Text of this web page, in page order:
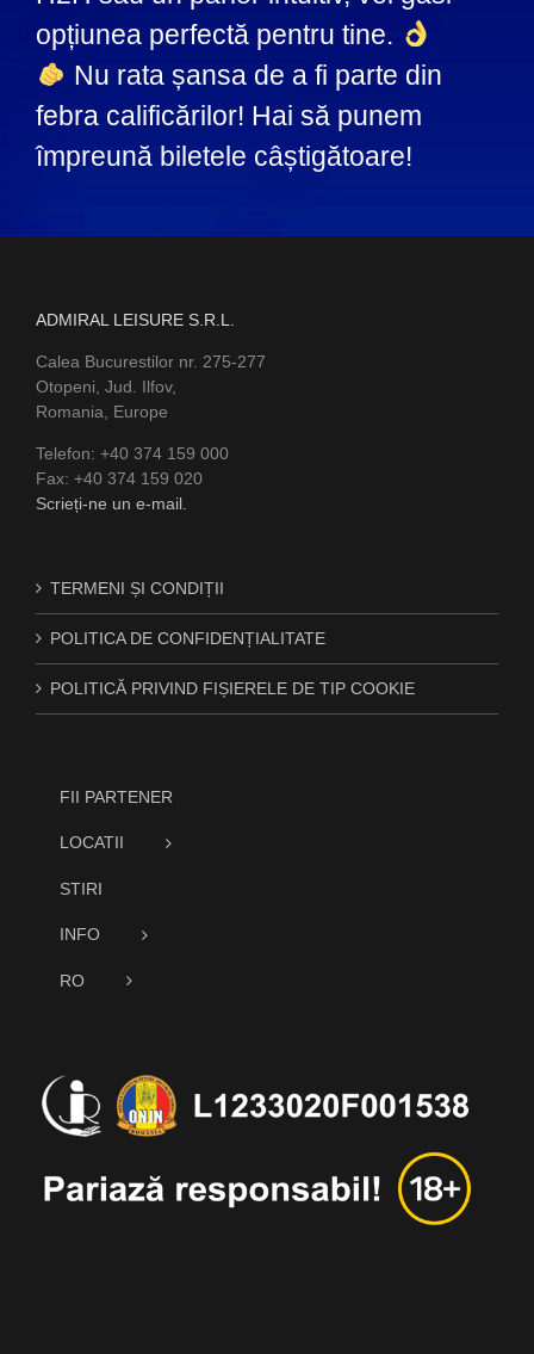
opțiunea perfectă pentru tine.
Nu rata șansa de a fi parte din
febra calificărilor! Hai să punem
împreună biletele câștigătoare!
ADMIRAL LEISURE S.R.L.
Calea Bucurestilor nr. 275-277
Otopeni, Jud. Ilfov,
Romania, Europe
Telefon: +40 374 159 000
Fax: +40 374 159 020
Scrieți-ne un e-mail.
TERMENI ȘI CONDIȚII
POLITICA DE CONFIDENȚIALITATE
POLITICĂ PRIVIND FIȘIERELE DE TIP COOKIE
FII PARTENER
LOCATII
STIRI
INFO
RO